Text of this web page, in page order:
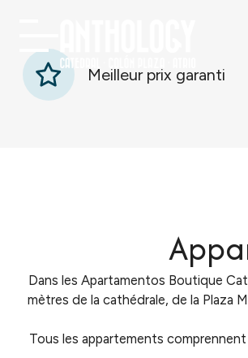
Meilleur prix garanti
Dans les Apartamentos Boutique
mètres de la cathédrale, de la Plaza
Tous les appartements